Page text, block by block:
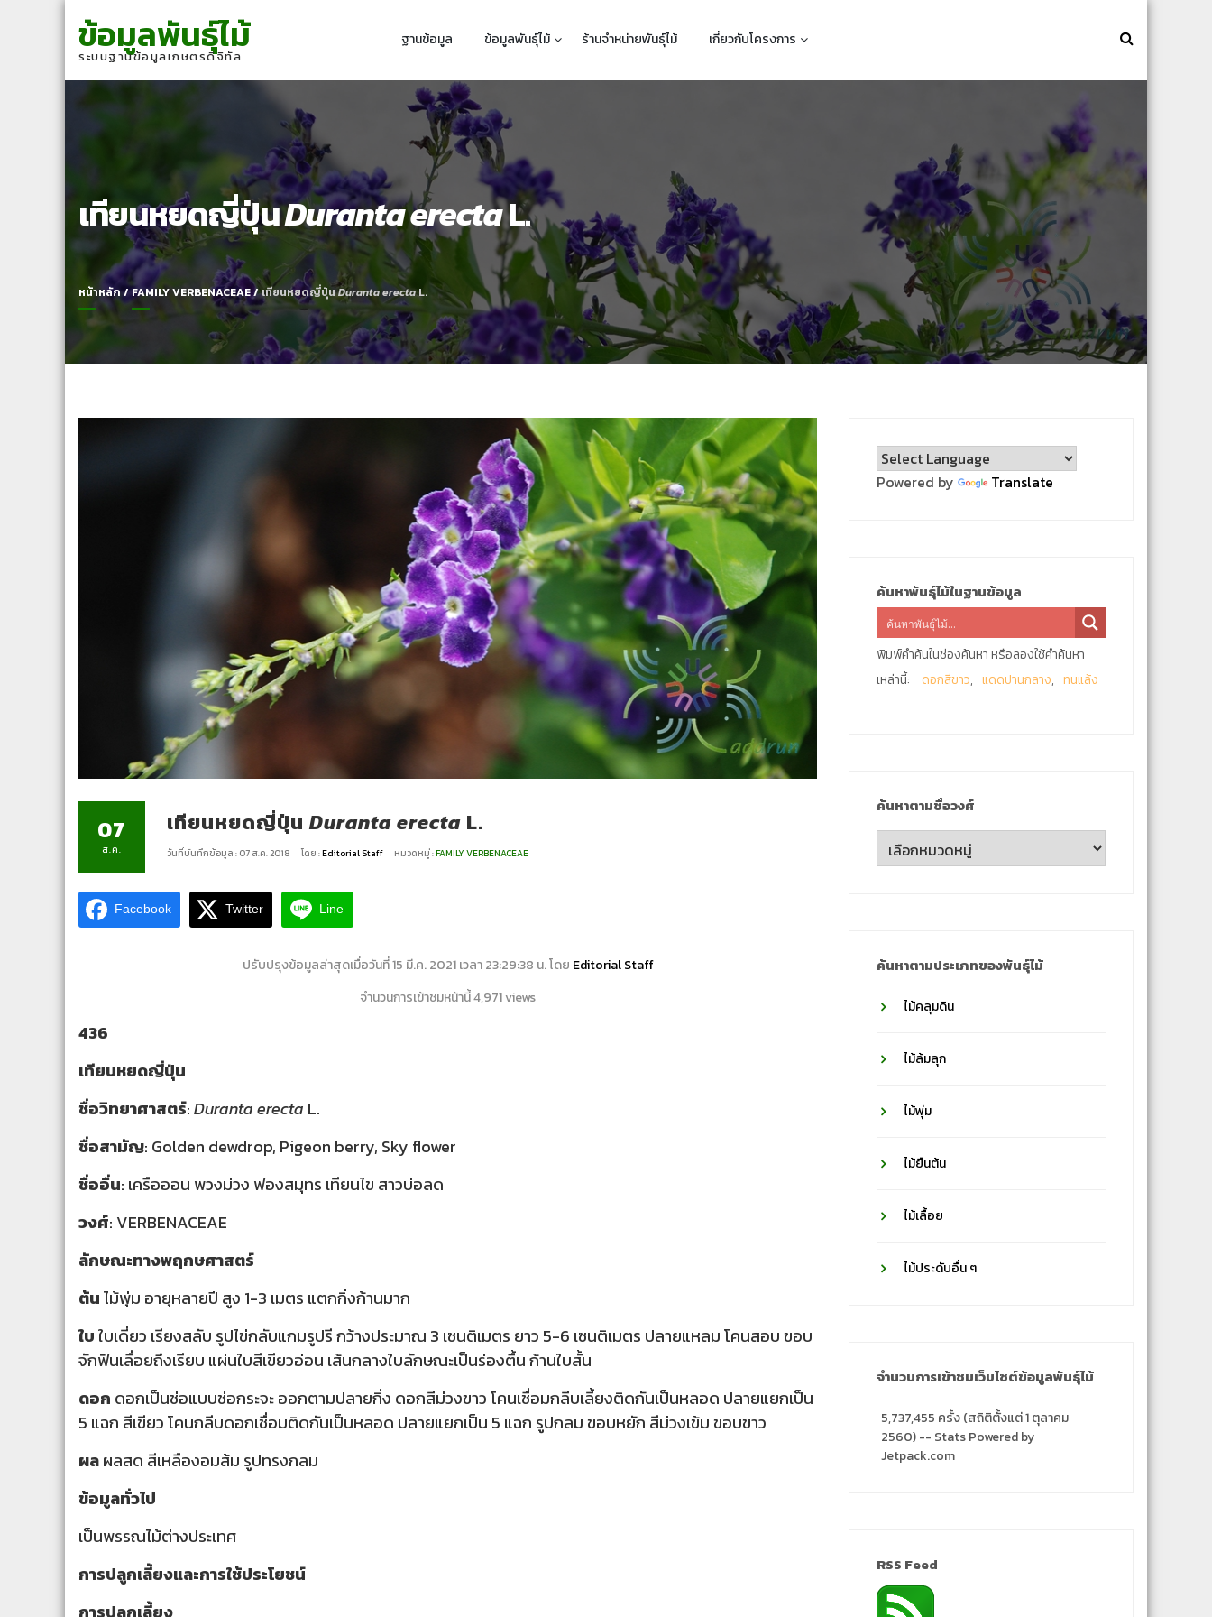
navigation
content
ข้อมูลพันธุ์ไม้
ระบบฐานข้อมูลเกษตรดิจิทัล
ฐานข้อมูล ข้อมูลพันธุ์ไม้ ร้านจำหน่ายพันธุ์ไม้ เกี่ยวกับโครงการ
เทียนหยดญี่ปุ่นDuranta erectaL.
หน้าหลัก/FAMILY VERBENACEAE/เทียนหยดญี่ปุ่นDuranta erectaL.
07
ส.ค.
เทียนหยดญี่ปุ่นDuranta erecta L.
วันที่บันทึกข้อมูล : 07 ส.ค. 2018 โดย :Editorial Staff หมวดหมู่ :FAMILY VERBENACEAE
Facebook Twitter Line
ปรับปรุงข้อมูลล่าสุดเมื่อวันที่ 15 มี.ค. 2021 เวลา 23:29:38 น. โดย Editorial Staff
จำนวนการเข้าชมหน้านี้ 4,971 views
436
เทียนหยดญี่ปุ่น
ชื่อวิทยาศาสตร์:Duranta erecta L.
ชื่อสามัญ: Golden dewdrop, Pigeon berry, Sky flower
ชื่ออื่น: เครือออน พวงม่วง ฟองสมุทร เทียนไข สาวบ่อลด
วงศ์: VERBENACEAE
ลักษณะทางพฤกษศาสตร์
ต้นไม้พุ่ม อายุหลายปี สูง 1-3 เมตร แตกกิ่งก้านมาก
ใบใบเดี่ยว เรียงสลับ รูปไข่กลับแกมรูปรี กว้างประมาณ 3 เซนติเมตร ยาว 5-6 เซนติเมตร ปลายแหลม โคนสอบ ขอบ
จักฟันเลื่อยถึงเรียบ แผ่นใบสีเขียวอ่อน เส้นกลางใบลักษณะเป็นร่องตื้น ก้านใบสั้น
ดอก ดอกเป็นช่อแบบช่อกระจะ ออกตามปลายกิ่ง ดอกสีม่วงขาว โคนเชื่อมกลีบเลี้ยงติดกันเป็นหลอด ปลายแยกเป็น
5 แฉก สีเขียว โคนกลีบดอกเชื่อมติดกันเป็นหลอด ปลายแยกเป็น 5 แฉก รูปกลม ขอบหยัก สีม่วงเข้ม ขอบขาว
ผลผลสด สีเหลืองอมส้ม รูปทรงกลม
ข้อมูลทั่วไป
เป็นพรรณไม้ต่างประเทศ
การปลูกเลี้ยงและการใช้ประโยชน์
การปลูกเลี้ยง
Powered by Translate
ค้นหาพันธุ์ไม้ในฐานข้อมูล
พิมพ์คำค้นในช่องค้นหา หรือลองใช้คำค้นหา
เหล่านี้:
ดอกสีขาว แดดปานกลาง ทนแล้ง
ค้นหาตามชื่อวงศ์
ค้นหา
ตาม
ค้นหาตามประเภทของพันธุ์ไม้
ไม้คลุมดิน
ไม้ล้มลุก
ไม้พุ่ม
ไม้ยืนต้น
ไม้เลื้อย
ไม้ประดับอื่น ๆ
จำนวนการเข้าชมเว็บไซต์ข้อมูลพันธุ์ไม้
5,737,455 ครั้ง (สถิติตั้งแต่ 1 ตุลาคม
2560) -- Stats Powered by
Jetpack.com
RSS Feed